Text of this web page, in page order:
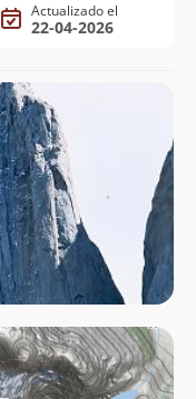
Actualizado el
22-04-2026